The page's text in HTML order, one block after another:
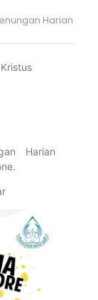
Harian
Harian